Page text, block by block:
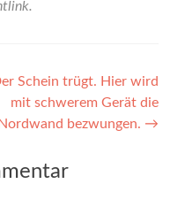
.
Schein trügt. Hier wird
mit schwerem Gerät die
Nordwand bezwungen. →